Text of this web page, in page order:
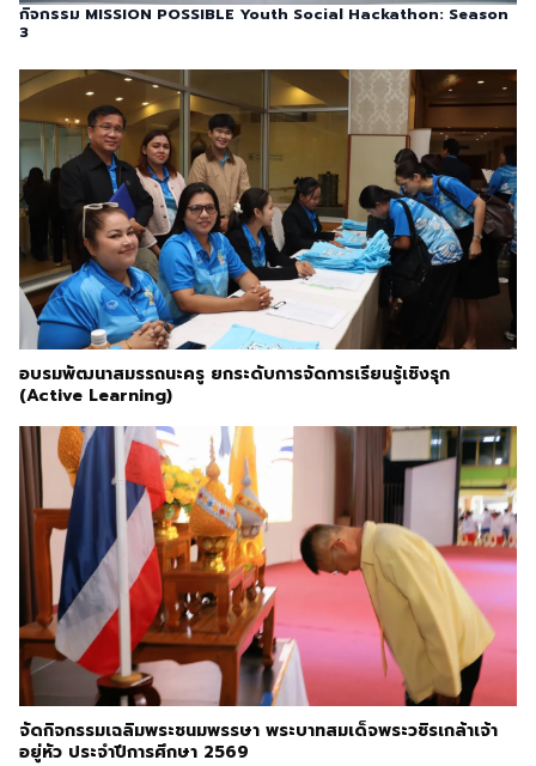
กิจกรรม MISSION POSSIBLE Youth Social Hackathon: Season
3
อบรมพัฒนาสมรรถนะครู ยกระดับการจัดการเรียนรู้เชิงรุก
(Active Learning)
จัดกิจกรรมเฉลิมพระชนมพรรษา พระบาทสมเด็จพระวชิรเกล้าเจ้า
อยู่หัว ประจำปีการศึกษา 2569